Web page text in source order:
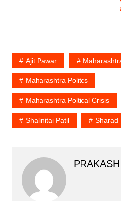
Ajit Pawar
Maharashtra Politcs
Maharashtra Poltical Crisis
Shalinitai Patil Sharad